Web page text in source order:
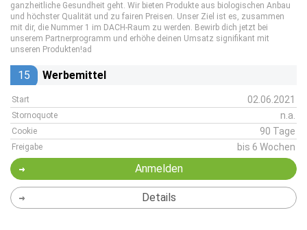
ganzheitliche Gesundheit geht. Wir bieten Produkte aus biologischen Anbau
und höchster Qualität und zu fairen Preisen. Unser Ziel ist es, zusammen
mit dir, die Nummer 1 im DACH-Raum zu werden. Bewirb dich jetzt bei
unserem Partnerprogramm und erhöhe deinen Umsatz signifikant mit
unseren Produkten!ad
15 Werbemittel
Start 02.06.2021
Stornoquote n.a.
Cookie 90 Tage
Freigabe bis 6 Wochen
Anmelden
Details